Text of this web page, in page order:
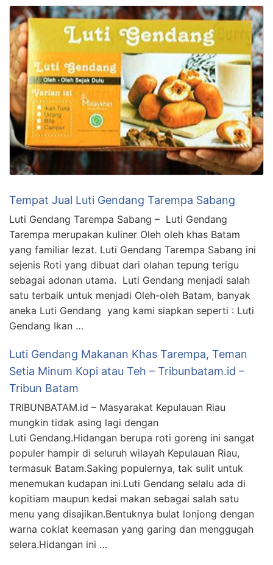
Tempat Jual Luti Gendang Tarempa Sabang
Luti Gendang Tarempa Sabang – Luti Gendang
Tarempa merupakan kuliner Oleh oleh khas Batam
yang familiar lezat. Luti Gendang Tarempa Sabang ini
sejenis Roti yang dibuat dari olahan tepung terigu
sebagai adonan utama. Luti Gendang menjadi salah
satu terbaik untuk menjadi Oleh-oleh Batam, banyak
aneka Luti Gendang yang kami siapkan seperti : Luti
Gendang Ikan …
Luti Gendang Makanan Khas Tarempa, Teman
Setia Minum Kopi atau Teh – Tribunbatam.id –
Tribun Batam
TRIBUNBATAM.id – Masyarakat Kepulauan Riau
mungkin tidak asing lagi dengan
Luti Gendang.Hidangan berupa roti goreng ini sangat
populer hampir di seluruh wilayah Kepulauan Riau,
termasuk Batam.Saking populernya, tak sulit untuk
menemukan kudapan ini.Luti Gendang selalu ada di
kopitiam maupun kedai makan sebagai salah satu
menu yang disajikan.Bentuknya bulat lonjong dengan
warna coklat keemasan yang garing dan menggugah
selera.Hidangan ini …